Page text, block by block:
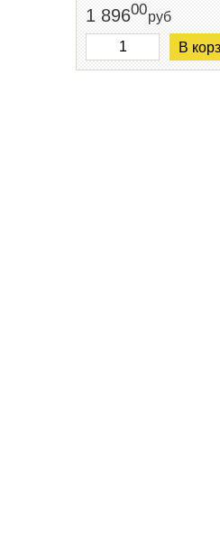
1 89600руб
В